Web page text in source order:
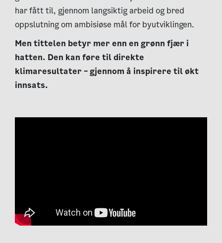
har fått til, gjennom langsiktig arbeid og bred
oppslutning om ambisiøse mål for byutviklingen.
Men tittelen betyr mer enn en grønn fjær i
hatten. Den kan føre til direkte
klimaresultater – gjennom å inspirere til økt
innsats.